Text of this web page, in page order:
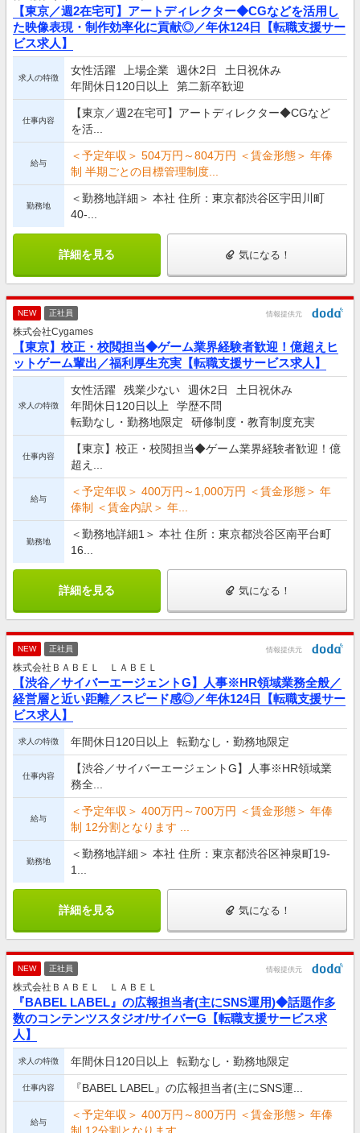
【東京／週2在宅可】アートディレクター◆CGなどを活用し
た映像表現・制作効率化に貢献◎／年休124日【転職支援サー
ビス求人】
求人の特徴
女性活躍 上場企業 週休2日
土日祝休み
年間休日120日以上
第二新卒歓迎
仕事内容
【東京／週2在宅可】アートディレクター◆CGなど
を活...
給与
＜予定年収＞ 504万円～804万円 ＜賃金形態＞ 年俸
制 半期ごとの目標管理制度...
勤務地
＜勤務地詳細＞ 本社 住所：東京都渋谷区宇田川町
40-...
詳細を見る 気になる！
NEW 正社員 情報提供元
株式会社Cygames
【東京】校正・校閲担当◆ゲーム業界経験者歓迎！億超えヒ
ットゲーム輩出／福利厚生充実【転職支援サービス求人】
求人の特徴
女性活躍 残業少ない 週休2日
土日祝休み
年間休日120日以上
学歴不問
転勤なし・勤務地限定
研修制度・教育制度充実
仕事内容
【東京】校正・校閲担当◆ゲーム業界経験者歓迎！億
超え...
給与
＜予定年収＞ 400万円～1,000万円 ＜賃金形態＞ 年
俸制 ＜賃金内訳＞ 年...
勤務地
＜勤務地詳細1＞ 本社 住所：東京都渋谷区南平台町
16...
詳細を見る 気になる！
NEW 正社員 情報提供元
株式会社ＢＡＢＥＬ ＬＡＢＥＬ
【渋谷／サイバーエージェントG】人事※HR領域業務全般／
経営層と近い距離／スピード感◎／年休124日【転職支援サー
ビス求人】
求人の特徴 年間休日120日以上 転勤なし・勤務地限定
仕事内容
【渋谷／サイバーエージェントG】人事※HR領域業
務全...
給与
＜予定年収＞ 400万円～700万円 ＜賃金形態＞ 年俸
制 12分割となります ...
勤務地
＜勤務地詳細＞ 本社 住所：東京都渋谷区神泉町19-
1...
詳細を見る 気になる！
NEW 正社員 情報提供元
株式会社ＢＡＢＥＬ ＬＡＢＥＬ
『BABEL LABEL』の広報担当者(主にSNS運用)◆話題作多
数のコンテンツスタジオ/サイバーG【転職支援サービス求
人】
求人の特徴 年間休日120日以上 転勤なし・勤務地限定
仕事内容 『BABEL LABEL』の広報担当者(主にSNS運...
給与
＜予定年収＞ 400万円～800万円 ＜賃金形態＞ 年俸
制 12分割となります ...